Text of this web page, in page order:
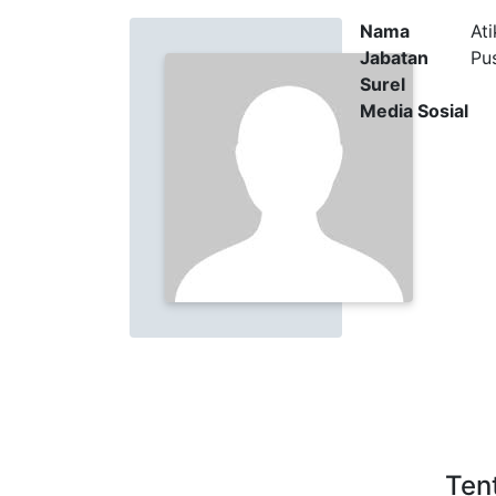
Nama
Jabatan
Surel
Media Sosial